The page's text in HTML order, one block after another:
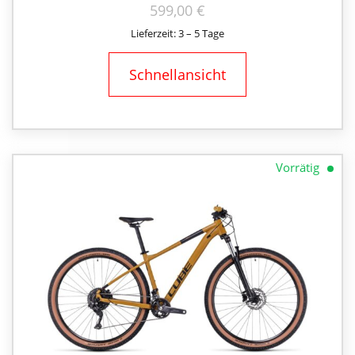
599,00 €
Lieferzeit: 3 – 5 Tage
Schnellansicht
Vorrätig